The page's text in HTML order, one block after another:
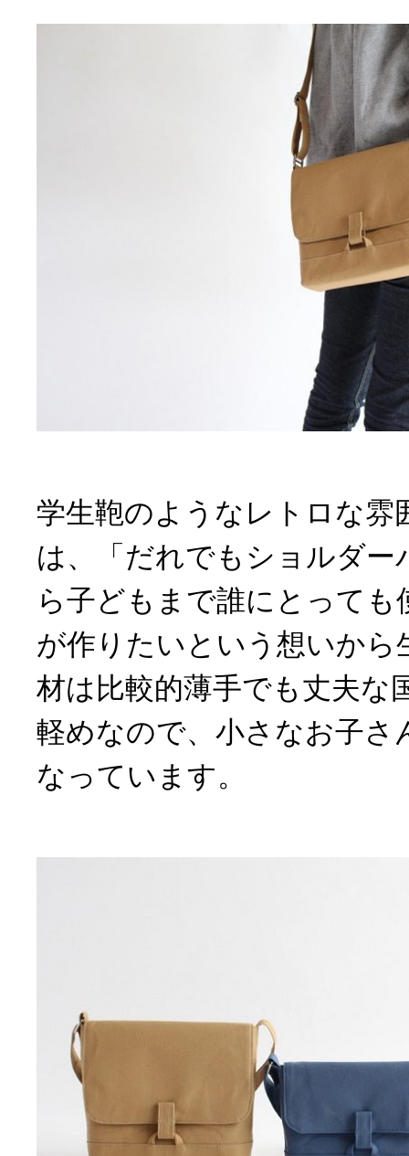
学生鞄のようなレトロな雰
は、「だれでもショルダー
ら子どもまで誰にとって
が作りたいという想いから
材は比較的薄手でも丈夫な
軽めなので、小さなお子さ
なっています。